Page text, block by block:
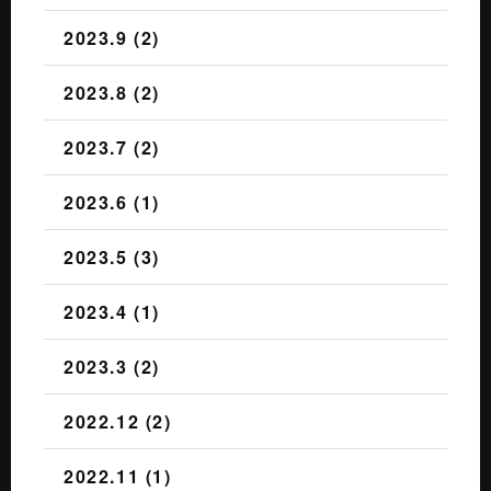
2023.9 (2)
2023.8 (2)
2023.7 (2)
2023.6 (1)
2023.5 (3)
2023.4 (1)
2023.3 (2)
2022.12 (2)
2022.11 (1)